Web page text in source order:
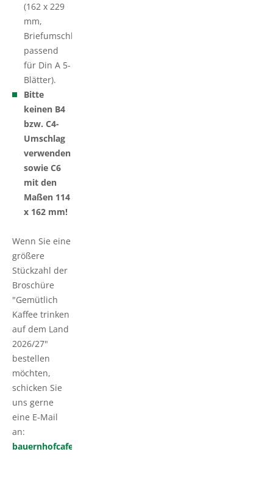
(162 x 229
mm,
Briefumschlag
passend
für Din A 5-
Blätter).
Bitte
keinen B4
bzw. C4-
Umschlag
verwenden
sowie C6
mit den
Maßen 114
x 162 mm!
Wenn Sie eine
größere
Stückzahl der
Broschüre
"Gemütlich
Kaffee trinken
auf dem Land
2026/27"
bestellen
möchten,
schicken Sie
uns gerne
eine E-Mail
an:
bauernhofcafes@lksh.de